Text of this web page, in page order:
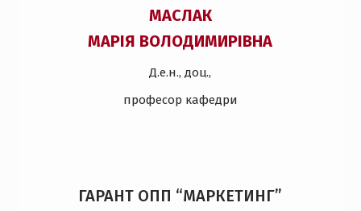
МАСЛАК
МАРІЯ ВОЛОДИМИРІВНА
Д.е.н., доц.,
професор кафедри
ГАРАНТ ОПП “МАРКЕТИНГ”